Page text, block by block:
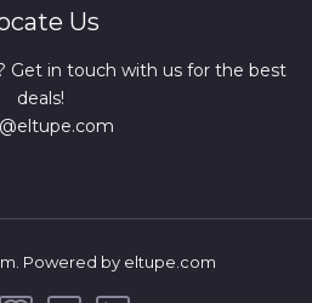
Us
Get in touch with us for the best
deals!
Powered by eltupe.com